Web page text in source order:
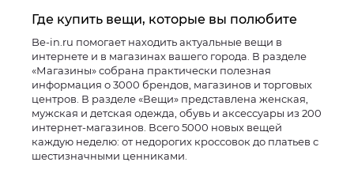
Где купить вещи, которые вы полюбите
Be-in.ru помогает находить актуальные вещи в
интернете и в магазинах вашего города. В разделе
«Магазины» собрана практически полезная
информация о 3000 брендов, магазинов и торговых
центров. В разделе «Вещи» представлена женская,
мужская и детская одежда, обувь и аксессуары из 200
интернет-магазинов. Всего 5000 новых вещей
каждую неделю: от недорогих кроссовок до платьев с
шестизначными ценниками.